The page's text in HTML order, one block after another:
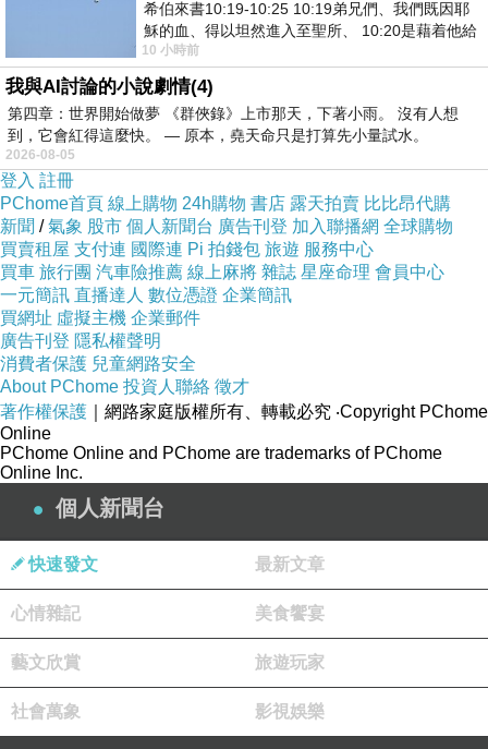
希伯來書10:19-10:25 10:19弟兄們、我們既因耶
穌的血、得以坦然進入至聖所、 10:20是藉着他給
我們開了一條又新又活的路從幔子經過
10 小時前
我與AI討論的小說劇情(4)
第四章：世界開始做夢 《群俠錄》上市那天，下著小雨。 沒有人想
到，它會紅得這麼快。 — 原本，堯天命只是打算先小量試水。
2026-08-05
登入 註冊
PChome首頁 線上購物 24h購物 書店 露天拍賣 比比昂代購
新聞 /氣象 股市 個人新聞台 廣告刊登 加入聯播網 全球購物
買賣租屋 支付連 國際連 Pi 拍錢包 旅遊 服務中心
買車 旅行團 汽車險推薦 線上麻將 雜誌 星座命理 會員中心
一元簡訊 直播達人 數位憑證 企業簡訊
買網址 虛擬主機 企業郵件
廣告刊登 隱私權聲明
消費者保護 兒童網路安全
About PChome 投資人聯絡 徵才
著作權保護 ｜網路家庭版權所有、轉載必究 ‧Copyright PChome
Online
PChome Online and PChome are trademarks of PChome
Online Inc.
個人新聞台
快速發文 最新文章
心情雜記 美食饗宴
藝文欣賞 旅遊玩家
社會萬象 影視娛樂